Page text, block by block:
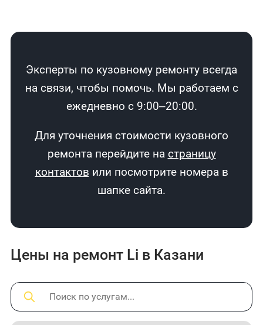
Эксперты по кузовному ремонту всегда
на связи, чтобы помочь. Мы работаем с
ежедневно с 9:00–20:00.
Для уточнения стоимости кузовного
ремонта перейдите на страницу
контактов или посмотрите номера в
шапке сайта.
Цены на ремонт Li в Казани